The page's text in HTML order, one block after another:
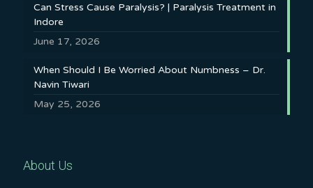
Can Stress Cause Paralysis? | Paralysis Treatment in
Indore
June 17, 2026
When Should I Be Worried About Numbness – Dr.
Navin Tiwari
May 25, 2026
About Us